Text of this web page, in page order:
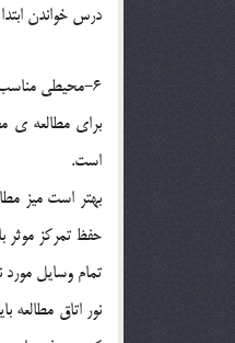
درس خواندن
6-محيطي مناسب براي درس خواندن فراهم كنيد :
براي مطالعه ي
است.
بهتر است ميز
حفظ تمركز موثر
تمام وسايل مورد
نور اتاق